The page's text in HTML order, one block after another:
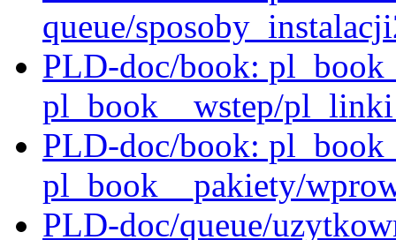
queue/
PLD-doc/book:
pl_book__wstep/
PLD-doc/book:
pl_book__pakiety/
PLD-doc/queue/